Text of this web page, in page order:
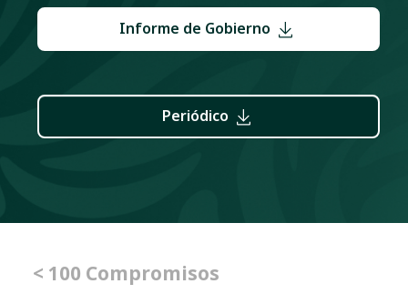
Informe de Gobierno
Periódico
< 100 Compromisos